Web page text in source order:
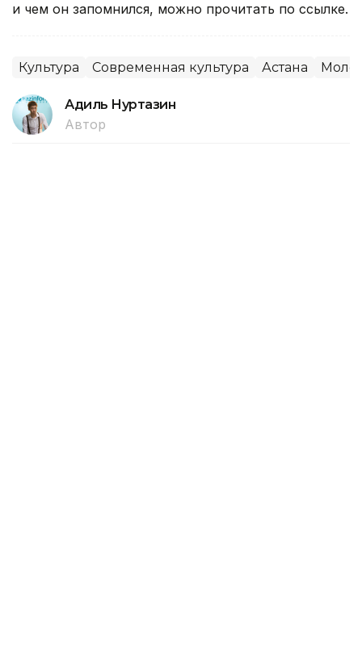
и чем он запомнился, можно прочитать по ссылке.
Культура Современная культура Астана
Адиль Нуртазин
Автор